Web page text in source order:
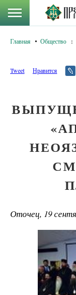
Главная Общество :
Tweet Нравится
Оточец, 19